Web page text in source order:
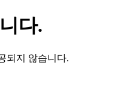
다.
되지 않습니다.